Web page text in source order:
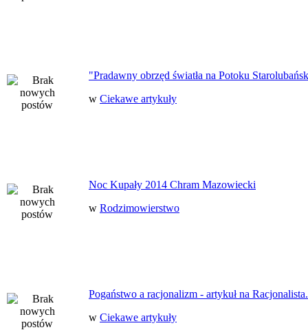
"Pradawny obrzęd światła na Potoku
w Ciekawe artykuły
Noc Kupały 2014 Chram Mazowiecki
w Rodzimowierstwo
Pogaństwo a racjonalizm - artykuł na
w Ciekawe artykuły